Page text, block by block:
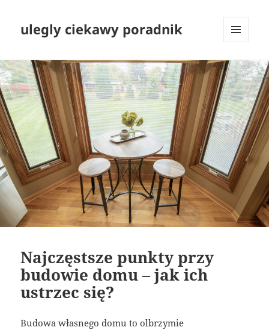
ulegly ciekawy poradnik
WIDGETY
Najczęstsze punkty przy
budowie domu – jak ich
ustrzec się?
Budowa własnego domu to olbrzymie